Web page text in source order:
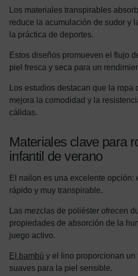
Los materiales transpirables
reduce la acumulación de sudor y
la práctica de deportes.
Estos diseños promueven el flujo
piel fresca y seca para un
Los estudios destacan que la ropa
mejora la comodidad y la
cálidas.
Materiales clave para
infantil de verano
El nailon es una excelente opción:
rápido y muy transpirable.
Las mezclas de poliéster ofrecen
propiedades de absorción de la
juego activo.
El bambú y el lino proporcionan un
suaves para la piel sensible.